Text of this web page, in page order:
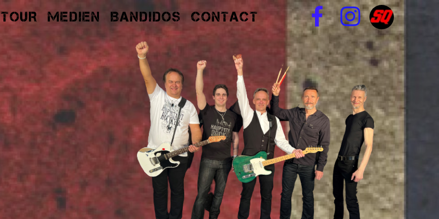
TOUR MEDIEN BANDIDOS CONTACT  